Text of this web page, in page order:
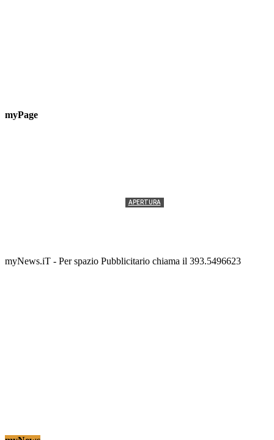
myPage
APERTURA
myNews.iT - Per spazio Pubblicitario chiama il 393.5496623